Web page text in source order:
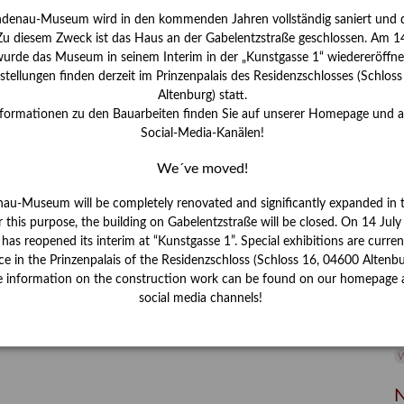
Museum wird in den kommenden Jahren vollständig saniert und
diesem Zweck ist das Haus an der Gabelentzstraße geschlossen. Am
das Museum in seinem Interim in der „Kunstgasse 1“
finden derzeit im Prinzenpalais des Residenzschlosses
Altenburg) statt.
zu den Bauarbeiten finden Sie auf unserer Homepage und
Social-Media-Kanälen!
We´ve moved!
Museum will be completely renovated and significantly expanded in
this purpose, the building on Gabelentzstraße will be closed. On 14
reopened its interim at “Kunstgasse 1”. Special exhibitions are
in the Prinzenpalais of the Residenzschloss (Schloss 16, 04600
information on the construction work can be found on our homepage
social media channels!